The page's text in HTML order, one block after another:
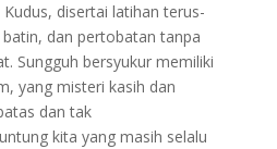
disertai latihan terus-
dan pertobatan tanpa
Sungguh bersyukur memiliki
yang misteri kasih dan
dan tak
kita yang masih selalu